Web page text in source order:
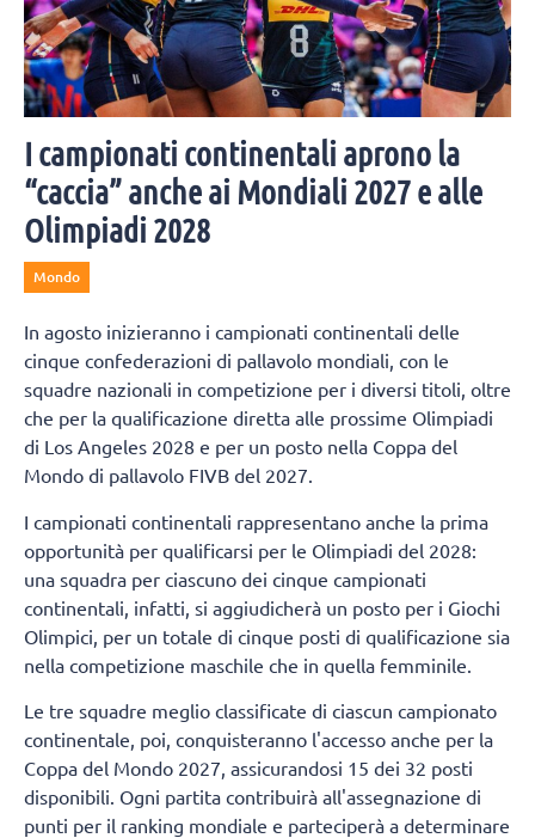
I campionati continentali aprono la
“caccia” anche ai Mondiali 2027 e alle
Olimpiadi 2028
Mondo
In agosto inizieranno i campionati continentali delle
cinque confederazioni di pallavolo mondiali, con le
squadre nazionali in competizione per i diversi titoli, oltre
che per la qualificazione diretta alle prossime Olimpiadi
di Los Angeles 2028 e per un posto nella Coppa del
Mondo di pallavolo FIVB del 2027.
I campionati continentali rappresentano anche la prima
opportunità per qualificarsi per le Olimpiadi del 2028:
una squadra per ciascuno dei cinque campionati
continentali, infatti, si aggiudicherà un posto per i Giochi
Olimpici, per un totale di cinque posti di qualificazione sia
nella competizione maschile che in quella femminile.
Le tre squadre meglio classificate di ciascun campionato
continentale, poi, conquisteranno l'accesso anche per la
Coppa del Mondo 2027, assicurandosi 15 dei 32 posti
disponibili. Ogni partita contribuirà all'assegnazione di
punti per il ranking mondiale e parteciperà a determinare